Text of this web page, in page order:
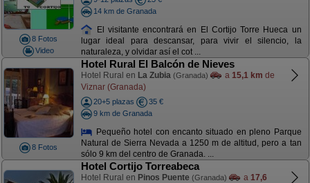
8 Fotos
Video
14 km de Granada
El visitante encontrará en El Cortijo Torre Hueca un
lugar ideal para descansar, para vivir el silencio, la
naturaleza, y olvidar así el cot ...
8 Fotos
Hotel Rural El Balcón de Nieves
Hotel Rural en La Zubia (Granada) a 15,1 km de
Viznar (Granada)
20+5 plazas
35 €
9 km de Granada
Pequeño hotel con encanto situado en pleno Parque
Natural de Sierra Nevada a 1250 m de altitud, pero a tan
sólo 9 km del centro de Granada. ...
Hotel Cortijo Torreabeca
Hotel Rural en Pinos Puente (Granada) a 17,6